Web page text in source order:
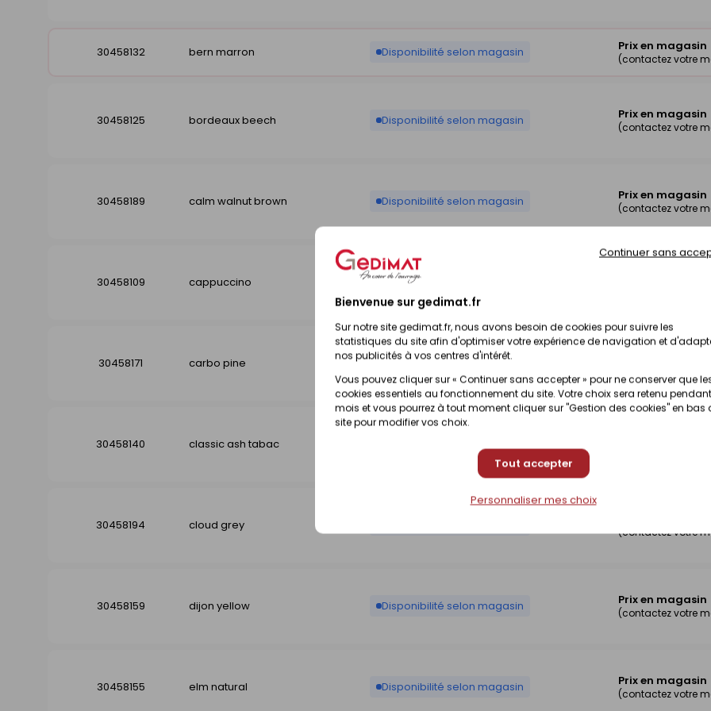
Bienvenue sur gedimat.fr
Sur notre site gedimat.fr, nous avons besoin de cookies pour suivre les
statistiques du site afin d'optimiser votre expérience de navigation et
nos publicités à vos centres d'intérêt.
Vous pouvez cliquer sur « Continuer sans accepter » pour ne conserver que
cookies essentiels au fonctionnement du site. Votre choix sera retenu pendant
mois et vous pourrez à tout moment cliquer sur "Gestion des cookies" en bas
site pour modifier vos choix.
Tout accepter
Continuer sans
Personnaliser mes choix
30458132 bern marron Disponibilité selon magasin Prix en magasin
(contactez votre
30458125 bordeaux beech Disponibilité selon magasin Prix en magasin
(contactez votre
30458189 calm walnut brown Disponibilité selon magasin Prix en magasin
(contactez votre
30458109 cappuccino Disponibilité selon magasin
30458171 carbo pine Disponibilité selon magasin
30458140 classic ash tabac
30458194 cloud grey (contactez votre
30458159 dijon yellow Disponibilité selon magasin Prix en magasin
(contactez votre
30458155 elm natural Disponibilité selon magasin Prix en magasin
(contactez votre